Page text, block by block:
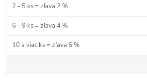
2 - 5 ks = zľava 2 %
6 - 9 ks = zľava 4 %
10 a viac ks = zľava 6 %